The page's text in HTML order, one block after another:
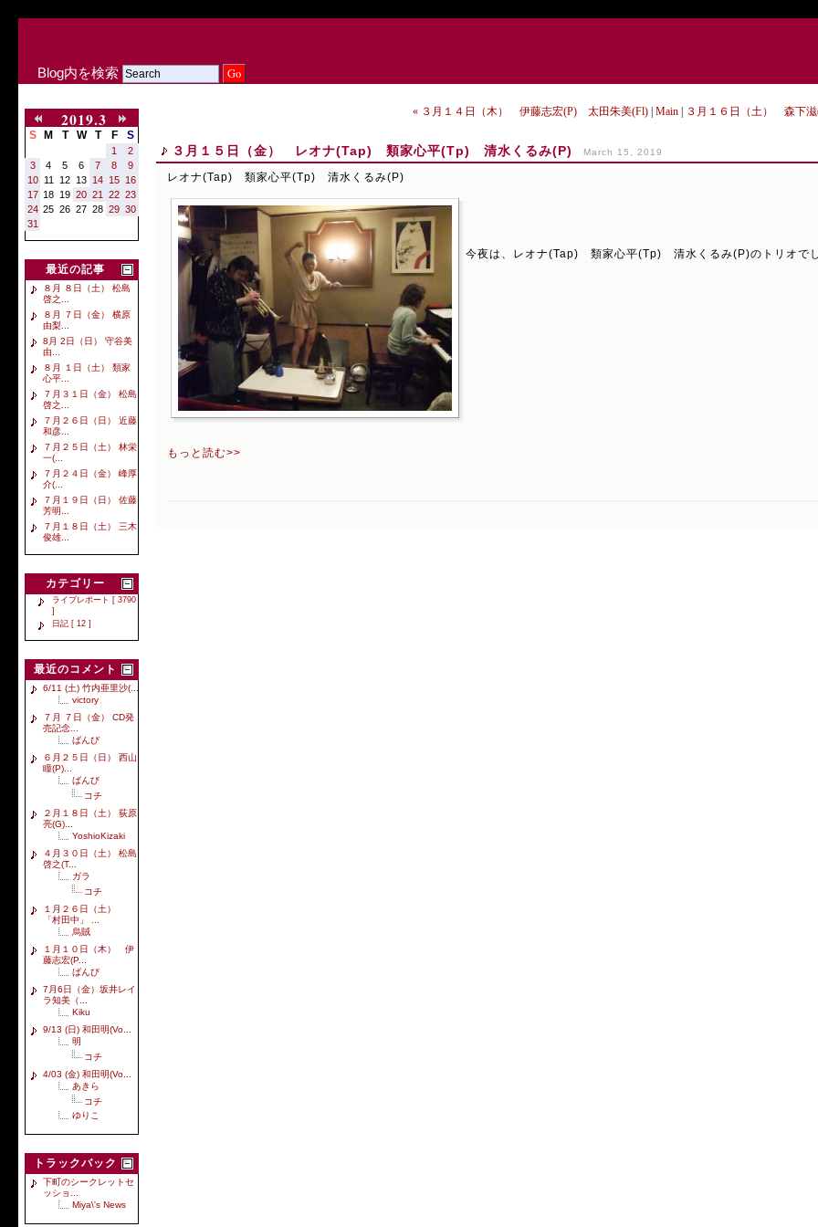
Blog内を検索
2019.3
S M T W T F S
1
2
3
4 5 6 7 8
9
10 11 12 13 14 15 16
17 18 19 20 21 22 23
24 25 26 27 28 29 30
31
最近の記事
８月 ８日（土） 松島
啓之...
８月 ７日（金） 横原
由梨...
8月 2日（日） 守谷美
由...
８月 １日（土） 類家
心平...
７月３１日（金） 松島
啓之...
７月２６日（日） 近藤
和彦...
７月２５日（土） 林栄
一(...
７月２４日（金） 峰厚
介(...
７月１９日（日） 佐藤
芳明...
７月１８日（土） 三木
俊雄...
カテゴリー
ライブレポート [ 3790
]
日記 [ 12 ]
最近のコメント
6/11 (土) 竹内亜里沙(...
victory
７月 ７日（金） CD発
売記念...
ばんび
６月２５日（日） 西山
瞳(P)...
ばんび
コチ
２月１８日（土） 荻原
亮(G)...
YoshioKizaki
４月３０日（土） 松島
啓之(T...
ガラ
コチ
１月２６日（土）
「村田中」 ...
烏賊
１月１０日（木） 伊
藤志宏(P...
ばんび
7月6日（金）坂井レイ
ラ知美（...
Kiku
9/13 (日) 和田明(Vo...
明
コチ
4/03 (金) 和田明(Vo...
あきら
コチ
ゆりこ
トラックバック
下町のシークレットセ
ッショ...
Miya\'s News
« ３月１４日（木） 伊藤志宏(P) 太田朱美(Fl)| Main| ３月１６日（土） 森下
３月１５日（金） レオナ(Tap) 類家心平(Tp) 清水くるみ(P) March 15, 2019
レオナ(Tap) 類家心平(Tp) 清水くるみ(P)
今夜は、レオナ(Tap) 類家心平(Tp) 清水くるみ(P)のトリオでし
もっと読む>>